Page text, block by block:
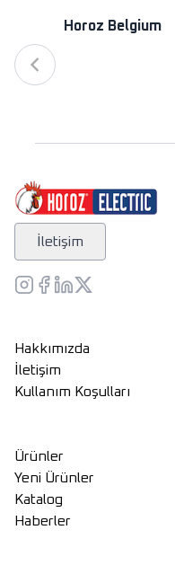
Horoz Belgium
İletişim
Hakkımızda
İletişim
Kullanım Koşulları
Ürünler
Yeni Ürünler
Katalog
Haberler